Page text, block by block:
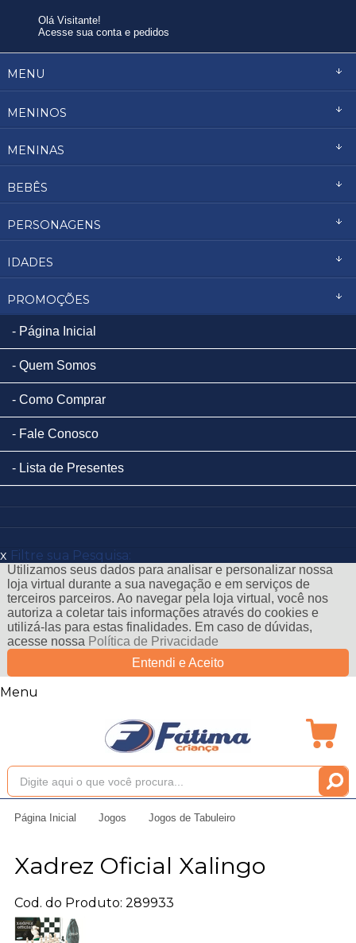
Olá Visitante!
Acesse sua conta e pedidos
MENU
MENINOS
MENINAS
BEBÊS
PERSONAGENS
IDADES
PROMOÇÕES
Página Inicial
Quem Somos
Como Comprar
Fale Conosco
Lista de Presentes
x Filtre sua Pesquisa:
Utilizamos seus dados para analisar e personalizar nossa
loja virtual durante a sua navegação e em serviços de
terceiros parceiros. Ao navegar pela loja virtual, você nos
autoriza a coletar tais informações através do cookies e
utilizá-las para estas finalidades. Em caso de dúvidas,
acesse nossa Política de Privacidade
Entendi e Aceito
Menu
Página Inicial Jogos Jogos de Tabuleiro
Xadrez Oficial Xalingo
Cod. do Produto: 289933